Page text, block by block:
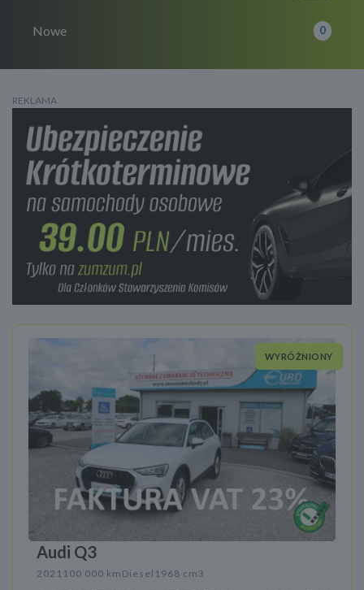
Nowe 0
REKLAMA
WYRÓŻNIONY
Audi Q3
2021 100 000 km Diesel 1968 cm3